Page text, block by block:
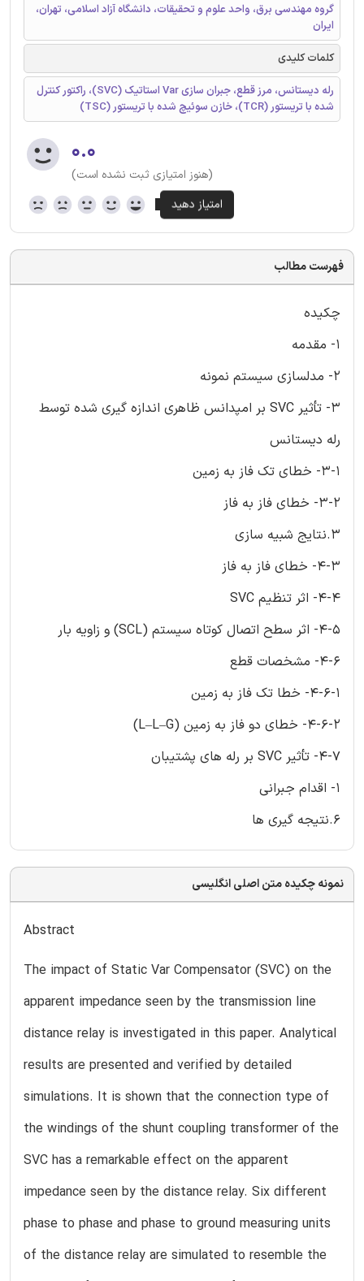
گروه مهندسی برق، واحد علوم و تحقیقات، دانشگاه آزاد اسلامی، تهران،
ایران
کلمات کلیدی
رله دیستانس، مرز قطع، جبران سازی Var استاتیک (SVC)، راکتور کنترل
شده با تریستور (TCR)، خازن سوئیچ شده با تریستور (TSC)
۰.۰
(هنوز امتیازی ثبت نشده است)
فهرست مطالب
چکیده
1- مقدمه
2- مدلسازی سیستم نمونه
3- تأثیر SVC بر امپدانس ظاهری اندازه گیری شده توسط
رله دیستانس
3-1- خطای تک فاز به زمین
3-2- خطای فاز به فاز
3.نتایج شبیه سازی
4-3- خطای فاز به فاز
4-4- اثر تنظیم SVC
4-5- اثر سطح اتصال کوتاه سیستم (SCL) و زاویه بار
4-6- مشخصات قطع
4-6-1- خطا تک فاز به زمین
4-6-2- خطای دو فاز به زمین (L–L–G)
4-7- تأثیر SVC بر رله های پشتیبان
1- اقدام جبرانی
6.نتیجه گیری ها
نمونه چکیده متن اصلی انگلیسی
Abstract
The impact of Static Var Compensator (SVC) on the
apparent impedance seen by the transmission line
distance relay is investigated in this paper. Analytical
results are presented and verified by detailed
simulations. It is shown that the connection type of
the windings of the shunt coupling transformer of the
SVC has a remarkable effect on the apparent
impedance seen by the distance relay. Six different
phase to phase and phase to ground measuring units
of the distance relay are simulated to resemble the